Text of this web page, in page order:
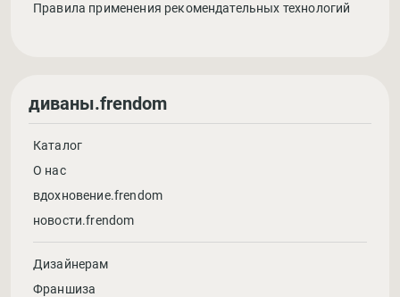
Правила применения рекомендательных технологий
диваны.frendom
Каталог
О нас
вдохновение.frendom
новости.frendom
Дизайнерам
Франшиза